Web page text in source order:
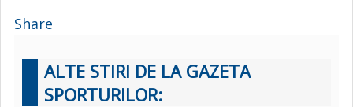
Share
ALTE STIRI DE LA GAZETA
SPORTURILOR: